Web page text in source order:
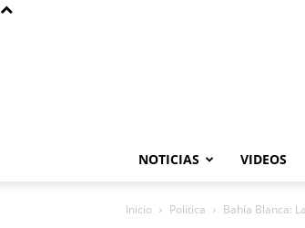
NOTICIAS VIDEOS
Inicio Política Bahía Blanca: